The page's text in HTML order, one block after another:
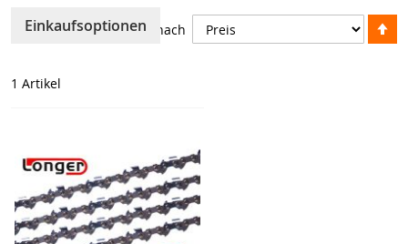
1 Artikel
Sortieren nach
Einkaufsoptionen